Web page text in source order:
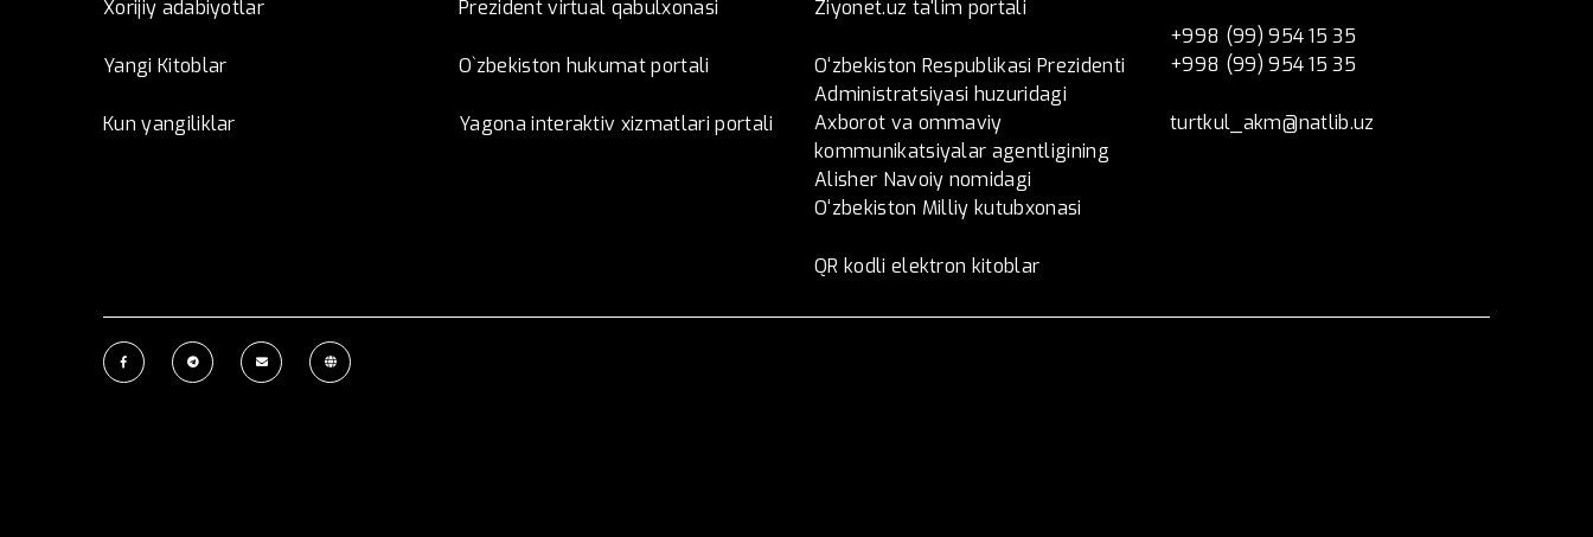
Xorijiy adabiyotlar
Yangi Kitoblar
Kun yangiliklar
Prezident virtual qabulxonasi
O`zbekiston hukumat portali
Yagona interaktiv xizmatlari portali
Ziyonet.uz ta'lim portali
O‘zbekiston Respublikasi Prezidenti
Administratsiyasi huzuridagi
Axborot va ommaviy
kommunikatsiyalar agentligining
Alisher Navoiy nomidagi
O‘zbekiston Milliy kutubxonasi
QR kodli elektron kitoblar
+998 (99) 954 15 35
+998 (99) 954 15 35
turtkul_akm@natlib.uz